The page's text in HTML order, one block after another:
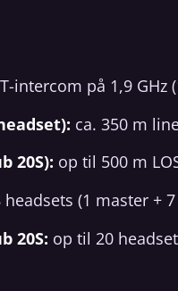
intercom på 1,9
ca. 350 m
20S): op til 500 m
(1 master +
20S: op til 20